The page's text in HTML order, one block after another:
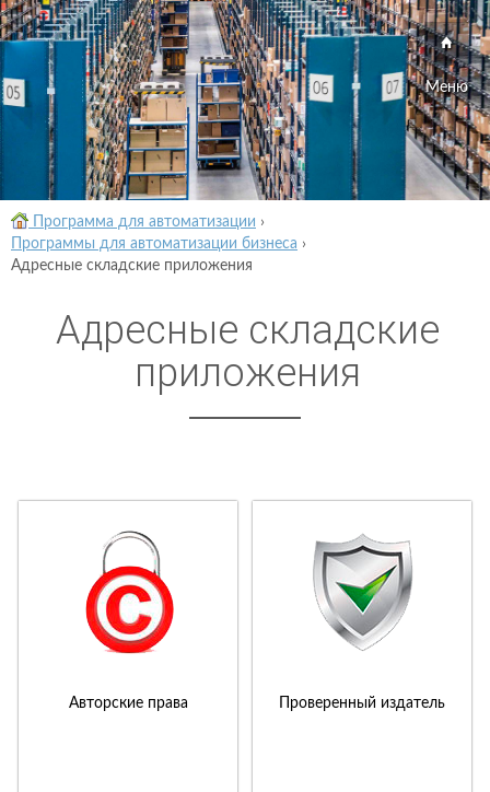
Меню
Программа для автоматизации ›
Программы для автоматизации бизнеса ›
Адресные складские приложения
Адресные складские
приложения
Авторские права Проверенный издатель